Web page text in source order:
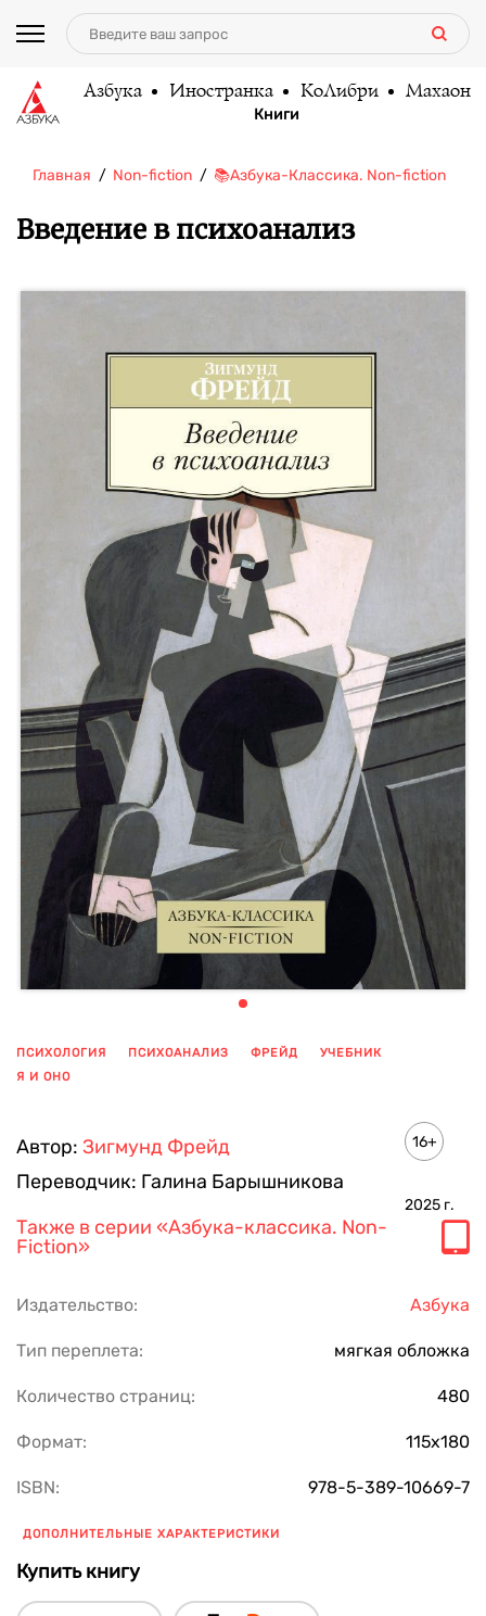
Азбука Иностранка КоЛибри Махаон
Книги
Главная Non-fiction 📚Азбука-Классика. Non-fiction
Введение в психоанализ
ПСИХОЛОГИЯ ПСИХОАНАЛИЗ ФРЕЙД
УЧЕБНИК
Я И ОНО
Автор: Зигмунд Фрейд
Переводчик: Галина Барышникова
16+
2025 г.
Также в серии «Азбука-классика. Non-
Fiction»
Издательство: Азбука
Тип переплета: мягкая обложка
Количество страниц: 480
Формат: 115х180
ISBN: 978-5-389-10669-7
ДОПОЛНИТЕЛЬНЫЕ ХАРАКТЕРИСТИКИ
Купить книгу